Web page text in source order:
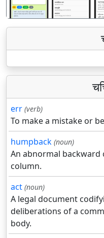
err (verb)
To make a mistake or
humpback (noun)
An abnormal
column.
act (noun)
A legal document
deliberations of a
body.